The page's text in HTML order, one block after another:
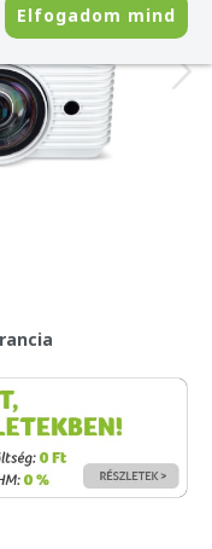
Elfogadom mind